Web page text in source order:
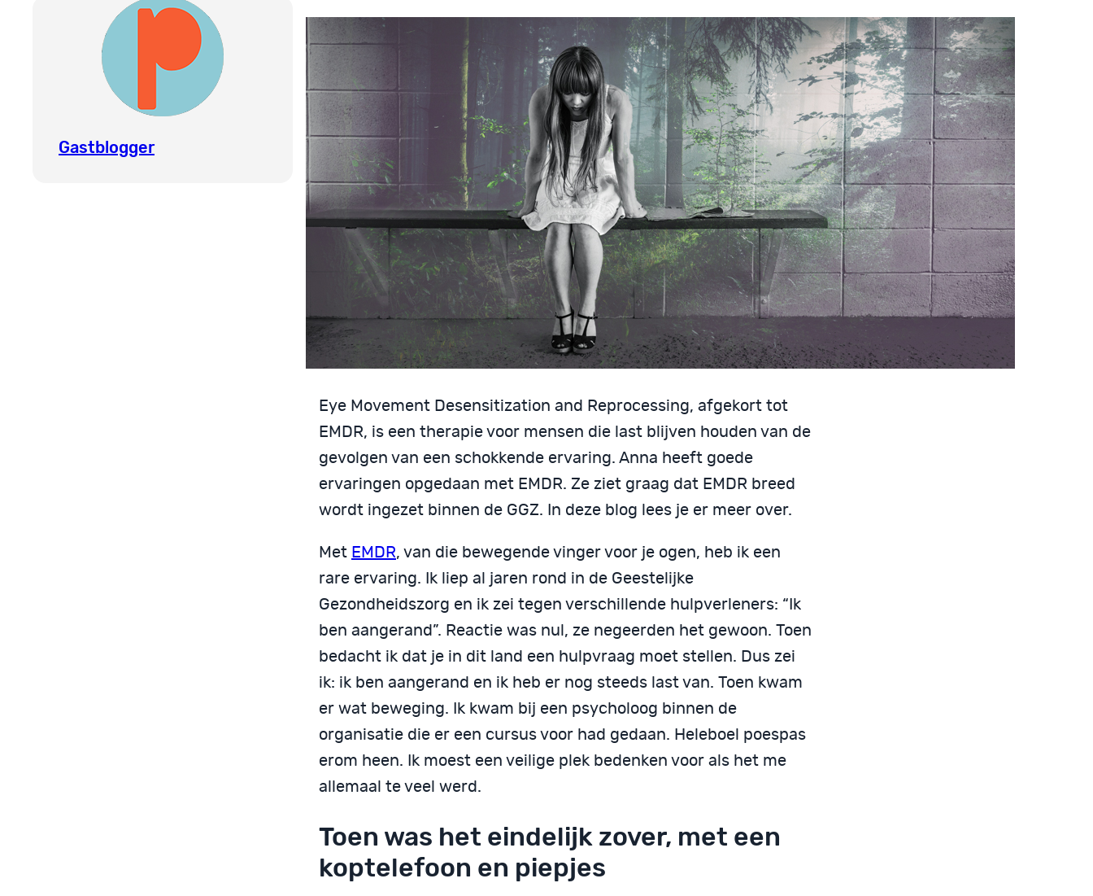
Gastblogger
Eye Movement Desensitization and Reprocessing, afgekort tot
EMDR, is een therapie voor mensen die last blijven houden van de
gevolgen van een schokkende ervaring. Anna heeft goede
ervaringen opgedaan met EMDR. Ze ziet graag dat EMDR breed
wordt ingezet binnen de GGZ. In deze blog lees je er meer over.
Met EMDR, van die bewegende vinger voor je ogen, heb ik een
rare ervaring. Ik liep al jaren rond in de Geestelijke
Gezondheidszorg en ik zei tegen verschillende hulpverleners: “Ik
ben aangerand”. Reactie was nul, ze negeerden het gewoon. Toen
bedacht ik dat je in dit land een hulpvraag moet stellen. Dus zei
ik: ik ben aangerand en ik heb er nog steeds last van. Toen kwam
er wat beweging. Ik kwam bij een psycholoog binnen de
organisatie die er een cursus voor had gedaan. Heleboel poespas
erom heen. Ik moest een veilige plek bedenken voor als het me
allemaal te veel werd.
Toen was het eindelijk zover, met een
koptelefoon en piepjes